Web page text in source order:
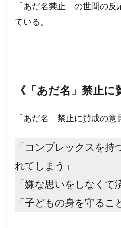
「あだ名禁止」の世間の反
ている。
《「あだ名」禁止に
「あだ名」禁止に賛成の意
「コンプレックスを持
れてしまう」
「嫌な思いをしなくて
「子どもの身を守るこ